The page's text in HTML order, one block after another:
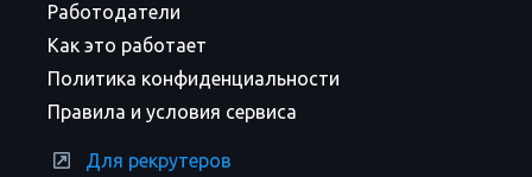
Работодатели
Как это работает
Политика конфиденциальности
Правила и условия сервиса
Для рекрутеров